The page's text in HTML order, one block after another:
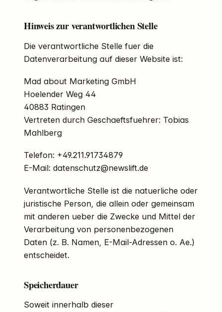
Hinweis zur verantwortlichen Stelle
Die verantwortliche Stelle fuer die
Datenverarbeitung auf dieser Website ist:
Mad about Marketing GmbH
Hoelender Weg 44
40883 Ratingen
Vertreten durch Geschaeftsfuehrer: Tobias
Mahlberg
Telefon: +49.211.91734879
E-Mail: datenschutz@newslift.de
Verantwortliche Stelle ist die natuerliche oder
juristische Person, die allein oder gemeinsam
mit anderen ueber die Zwecke und Mittel der
Verarbeitung von personenbezogenen
Daten (z. B. Namen, E-Mail-Adressen o. Ae.)
entscheidet.
Speicherdauer
Soweit innerhalb dieser